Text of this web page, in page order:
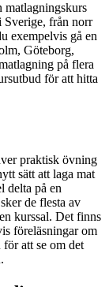
matlagningskurs
Sverige, från norr
exempelvis gå en
Göteborg,
på flera
för att hitta
praktisk övning
sätt att laga mat
delta på en
de flesta av
kurssal. Det finns
föreläsningar om
att se om det